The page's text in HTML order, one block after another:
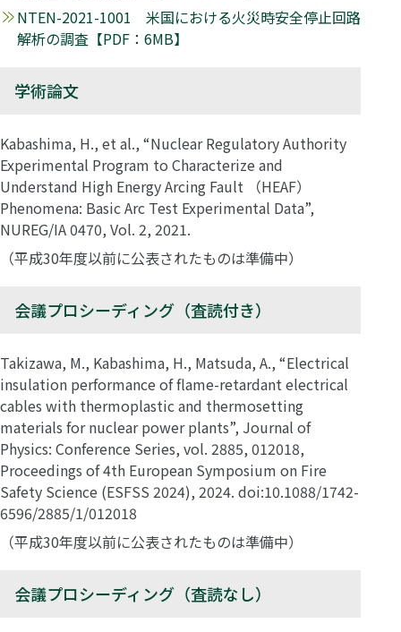
NTEN-2021-1001 米国における火災時安全停止回路
解析の調査【PDF：6MB】
学術論文
Kabashima, H., et al., “Nuclear Regulatory Authority
Experimental Program to Characterize and
Understand High Energy Arcing Fault （HEAF）
Phenomena: Basic Arc Test Experimental Data”,
NUREG/IA 0470, Vol. 2, 2021.
（平成30年度以前に公表されたものは準備中）
会議プロシーディング（査読付き）
Takizawa, M., Kabashima, H., Matsuda, A., “Electrical
insulation performance of flame-retardant electrical
cables with thermoplastic and thermosetting
materials for nuclear power plants”, Journal of
Physics: Conference Series, vol. 2885, 012018,
Proceedings of 4th European Symposium on Fire
Safety Science (ESFSS 2024), 2024. doi:10.1088/1742-
6596/2885/1/012018
（平成30年度以前に公表されたものは準備中）
会議プロシーディング（査読なし）